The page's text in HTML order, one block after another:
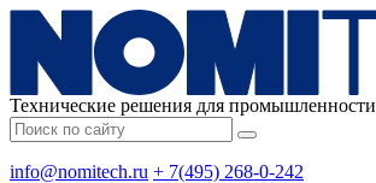
Технические решения для промышленности
info@nomitech.ru + 7(495) 268-0-242